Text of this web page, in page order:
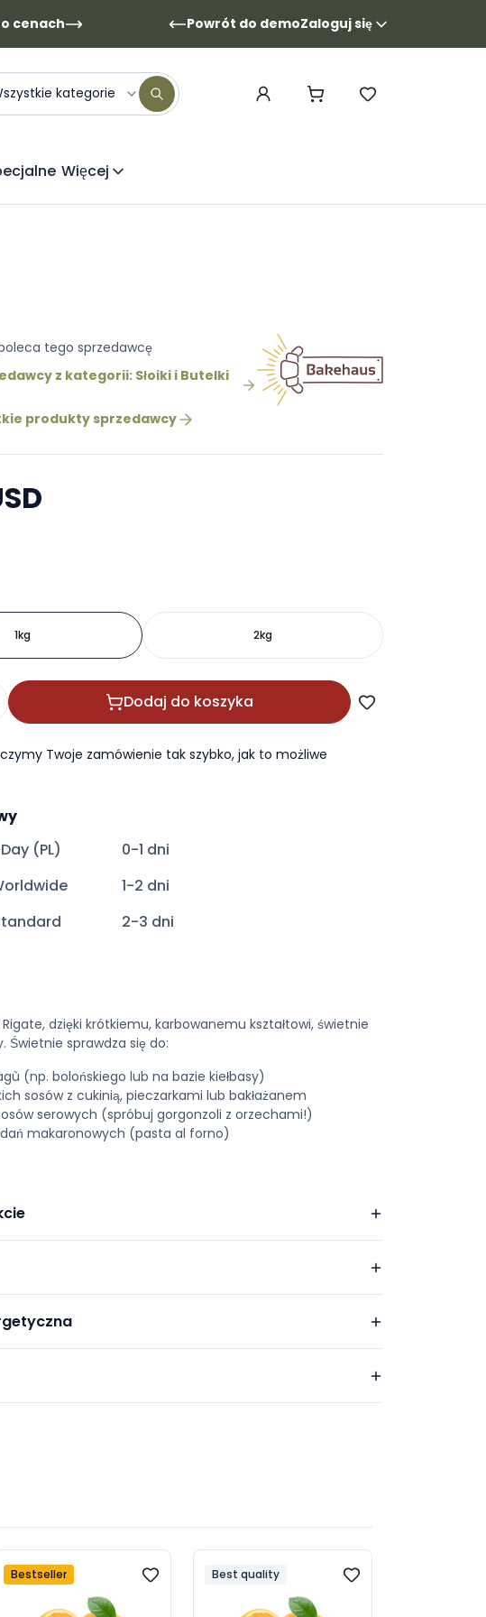
cenach Powrót do demoZaloguj się
kategorie
Więcej
tego sprzedawcę
z kategorii: Słoiki i Butelki
produkty sprzedawcy
1kg 2kg
Dodaj do koszyka
Twoje zamówienie tak szybko, jak to możliwe
(PL)
0-1 dni
1-2 dni
2-3 dni
dzięki krótkiemu, karbowanemu kształtowi, świetnie
Świetnie sprawdza się do:
(np. bolońskiego lub na bazie kiełbasy)
sosów z cukinią, pieczarkami lub bakłażanem
serowych (spróbuj gorgonzoli z orzechami!)
makaronowych (pasta al forno)
Bestseller Best quality